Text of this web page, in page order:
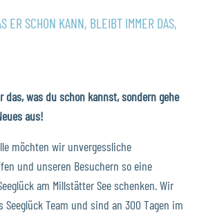
ER SCHON KANN, BLEIBT IMMER DAS,
was du schon kannst, sondern gehe
aus!
möchten wir unvergessliche
und unseren Besuchern so eine
am Millstätter See schenken. Wir
Team und sind an 300 Tagen im